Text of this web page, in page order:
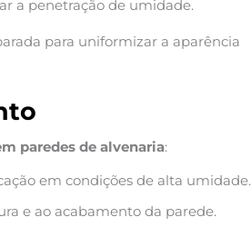
a penetração de umidade.
para uniformizar a aparência
paredes de alvenaria:
em condições de alta umidade.
e ao acabamento da parede.